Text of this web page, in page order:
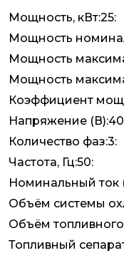
Мощность, кВт:25:
Мощность
Мощность
Мощность
Коэффициент
Напряжение
Количество фаз:3:
Частота, Гц:50:
Номинальный ток
Объём системы
Объём топливного
Топливный